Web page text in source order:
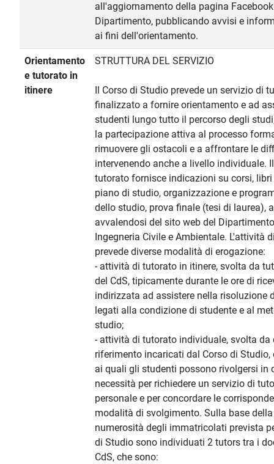
all'aggiornamento della pagina
Dipartimento, pubblicando avvisi e
ai fini dell'orientamento.
Orientamento
e tutorato in
itinere
STRUTTURA DEL SERVIZIO
Il Corso di Studio prevede un servizio di
finalizzato a fornire orientamento e ad
studenti lungo tutto il percorso degli
la partecipazione attiva al processo
rimuovere gli ostacoli e a affrontare le
intervenendo anche a livello individuale.
tutorato fornisce indicazioni su corsi, libri
piano di studio, organizzazione e
dello studio, prova finale (tesi di laurea),
avvalendosi del sito web del
Ingegneria Civile e Ambientale. L'attività
prevede diverse modalità di erogazione:
- attività di tutorato in itinere, svolta da
del CdS, tipicamente durante le ore di
indirizzata ad assistere nella risoluzione
legati alla condizione di studente e al
studio;
- attività di tutorato individuale, svolta da
riferimento incaricati dal Corso di Studio,
ai quali gli studenti possono rivolgersi in
necessità per richiedere un servizio di
personale e per concordare le
modalità di svolgimento. Sulla base della
numerosità degli immatricolati prevista
di Studio sono individuati 2 tutors tra i
CdS, che sono: